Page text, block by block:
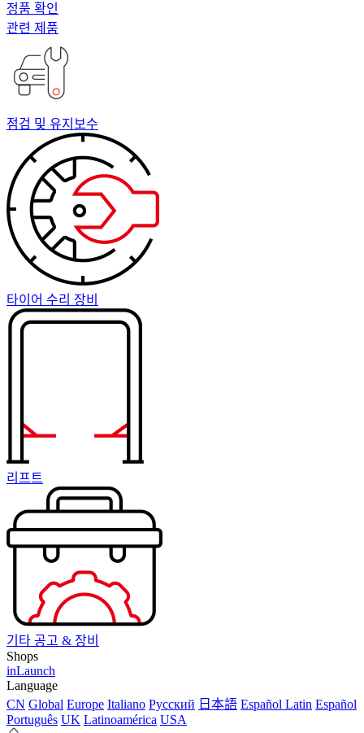
정품 확인
관련 제품
점검 및 유지보수
타이어 수리 장비
리프트
기타 공고 & 장비
Shops
inLaunch
Language
CN Global Europe Italiano Pусский 日本語 Español Latin Español
Português UK Latinoamérica USA